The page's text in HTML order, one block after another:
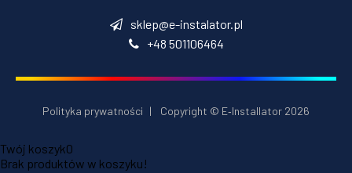
sklep@e-instalator.pl
+48 501106464
Polityka prywatności | Copyright © E‑Installator 2026
Twój koszyk0
Brak produktów w koszyku!